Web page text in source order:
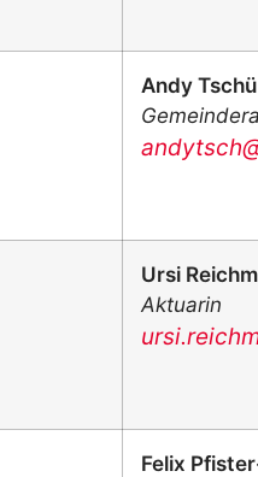
Andy
Ursi
Aktuarin
Felix